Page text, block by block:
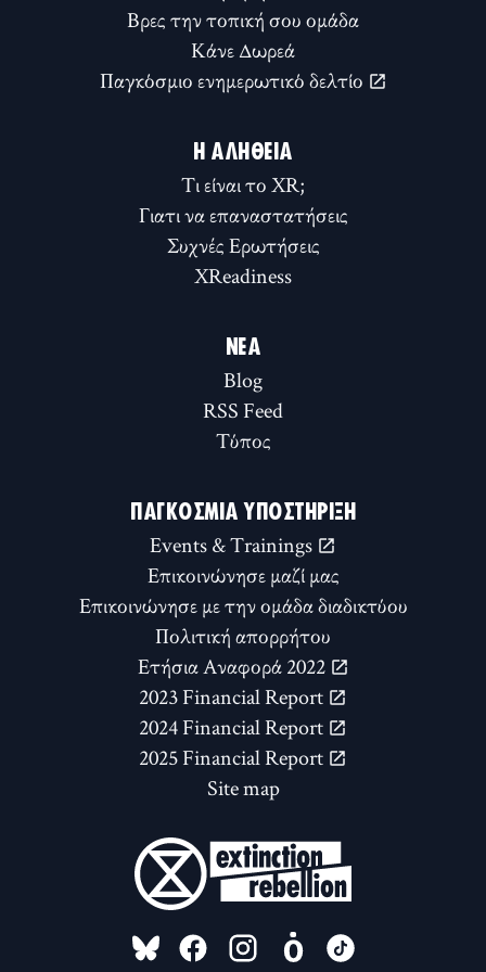
Βρες την τοπική σου ομάδα
Κάνε Δωρεά
Παγκόσμιο ενημερωτικό δελτίο
Η ΑΛΉΘΕΙΑ
Τι είναι το XR;
Γιατι να επαναστατήσεις
Συχνές Ερωτήσεις
XReadiness
ΝΈΑ
Blog
RSS Feed
Τύπος
ΠΑΓΚΌΣΜΙΑ ΥΠΟΣΤΉΡΙΞΗ
Events & Trainings
Επικοινώνησε μαζί μας
Επικοινώνησε με την ομάδα διαδικτύου
Πολιτική απορρήτου
Ετήσια Αναφορά 2022
2023 Financial Report
2024 Financial Report
2025 Financial Report
Site map
FOLLOW US ON